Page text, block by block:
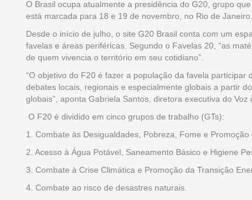
O Brasil ocupa atualmente a presidência do G20, grupo
está marcada para 18 e 19 de novembro, no Rio de Janeiro.
Desde o início de julho, o site G20 Brasil conta com um
favelas e áreas periféricas. Segundo o Favelas 20, “as
de quem vivencia o território em seu cotidiano”.
“O objetivo do F20 é fazer a população da favela
debates locais, regionais e especialmente globais a partir
globais”, aponta Gabriela Santos, diretora executiva do Voz
O F20 é dividido em cinco grupos de trabalho (GTs):
1. Combate às Desigualdades, Pobreza, Fome e Promoção
2. Acesso à Água Potável, Saneamento Básico e Higiene
3. Combate à Crise Climática e Promoção da Transição
4. Combate ao risco de desastres naturais.